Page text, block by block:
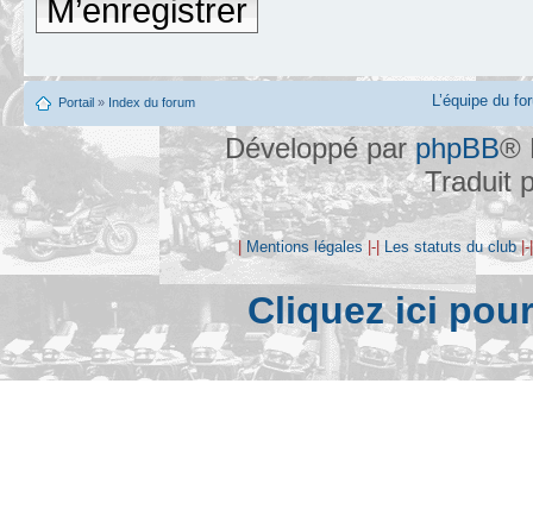
M’enregistrer
Portail » Index du forum L’équipe du
Développé parphpBB®
Traduit
| Mentions légales |-| Les statuts du club
Cliquez ici